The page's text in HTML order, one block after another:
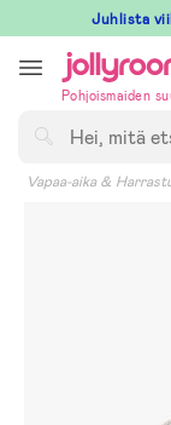
till
innehållet
Juhlista
Pohjoismaiden
Vapaa-aika &